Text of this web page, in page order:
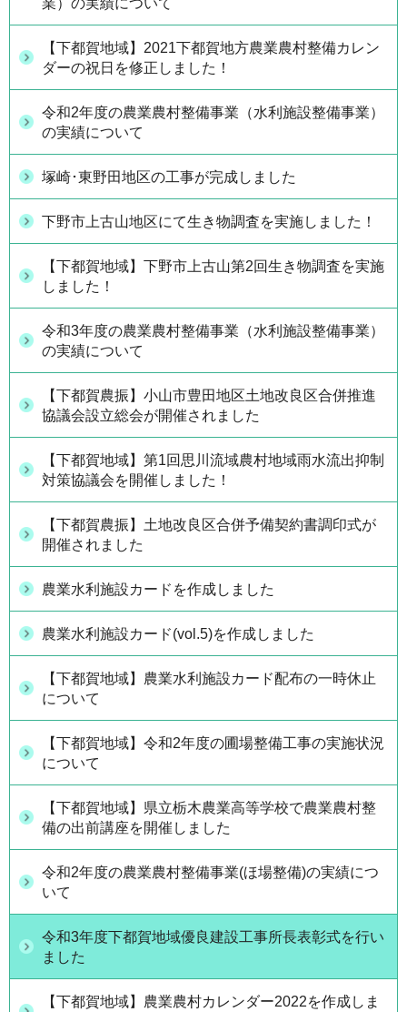
業）の実績について
【下都賀地域】2021下都賀地方農業農村整備カレン
ダーの祝日を修正しました！
令和2年度の農業農村整備事業（水利施設整備事業）
の実績について
塚崎･東野田地区の工事が完成しました
下野市上古山地区にて生き物調査を実施しました！
【下都賀地域】下野市上古山第2回生き物調査を実施
しました！
令和3年度の農業農村整備事業（水利施設整備事業）
の実績について
【下都賀農振】小山市豊田地区土地改良区合併推進
協議会設立総会が開催されました
【下都賀地域】第1回思川流域農村地域雨水流出抑制
対策協議会を開催しました！
【下都賀農振】土地改良区合併予備契約書調印式が
開催されました
農業水利施設カードを作成しました
農業水利施設カード(vol.5)を作成しました
【下都賀地域】農業水利施設カード配布の一時休止
について
【下都賀地域】令和2年度の圃場整備工事の実施状況
について
【下都賀地域】県立栃木農業高等学校で農業農村整
備の出前講座を開催しました
令和2年度の農業農村整備事業(ほ場整備)の実績につ
いて
令和3年度下都賀地域優良建設工事所長表彰式を行い
ました
【下都賀地域】農業農村カレンダー2022を作成しま